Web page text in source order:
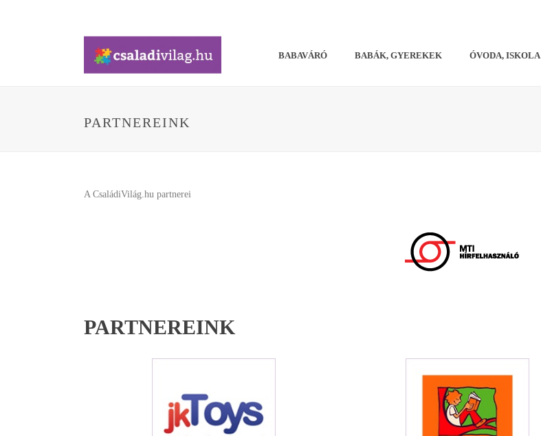
BABAVÁRÓ BABÁK, GYEREKEK ÓVODA, ISKOLA
PARTNEREINK
A CsaládiVilág.hu partnerei
PARTNEREINK